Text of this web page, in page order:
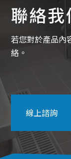
聯絡我
若您對於產品內
絡。
線上諮詢